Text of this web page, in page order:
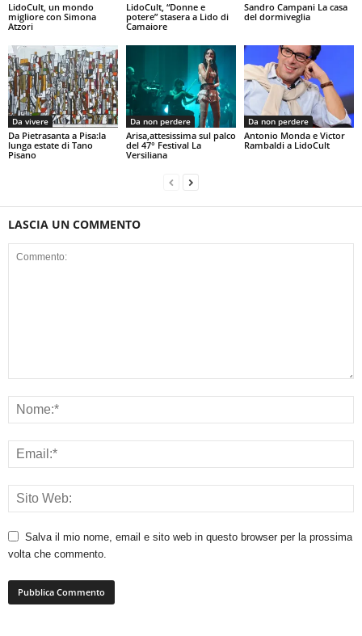
LidoCult, un mondo
migliore con Simona
Atzori
LidoCult, “Donne e
potere” stasera a Lido di
Camaiore
Sandro Campani La casa
del dormiveglia
Da vivere
Da Pietrasanta a Pisa:la
lunga estate di Tano
Pisano
Da non perdere
Arisa,attesissima sul palco
del 47° Festival La
Versiliana
Da non perdere
Antonio Monda e Victor
Rambaldi a LidoCult
LASCIA UN COMMENTO
Salva il mio nome, email e sito web in questo browser per la prossima
volta che commento.